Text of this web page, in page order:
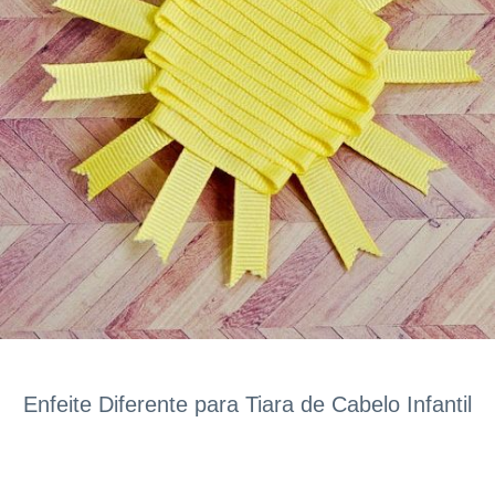
Enfeite Diferente para Tiara de Cabelo Infantil